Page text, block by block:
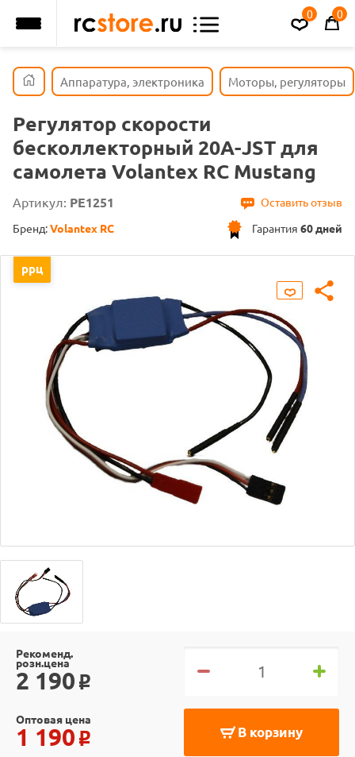
0 0
Аппаратура, электроника Моторы, регуляторы
Регулятор скорости
бесколлекторный 20A-JST для
самолета Volantex RC Mustang
Артикул: PE1251
Оставить отзыв
Гарантия 60 дней
Бренд:Volantex RC
ррц
Рекоменд.
розн.цена
2 190 o
В корзину
Оптовая цена
1 190 o